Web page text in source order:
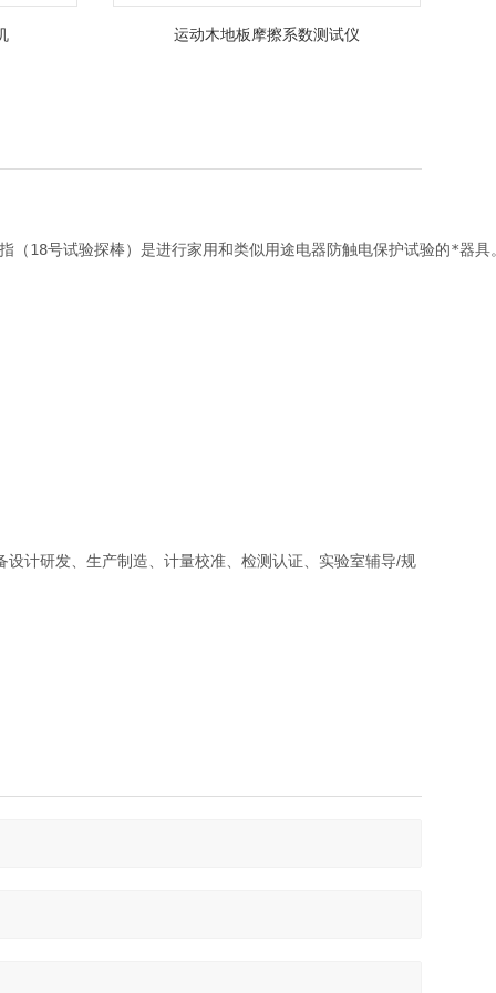
运动木地板摩擦系数测试仪
（18号试验探棒）是进行家用和类似用途电器防触电保护试验的*器
计研发、生产制造、计量校准、检测认证、实验室辅导/规